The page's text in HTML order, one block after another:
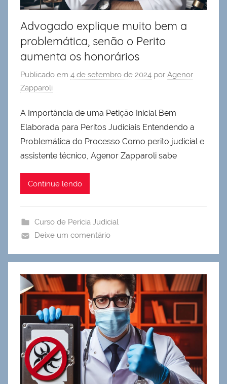
Advogado explique muito bem a
problemática, senão o Perito
aumenta os honorários
Publicado em 4 de setembro de 2024 por Agenor
Zapparoli
A Importância de uma Petição Inicial Bem
Elaborada para Peritos Judiciais Entendendo a
Problemática do Processo Como perito judicial e
assistente técnico, Agenor Zapparoli sabe
Continue lendo
Curso de Perícia Judicial
Deixe um comentário